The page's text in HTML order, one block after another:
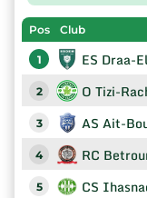
Pos Club
1 ES Draa-
2 O Tizi-
3 AS Ait-
4 RC
5 CS